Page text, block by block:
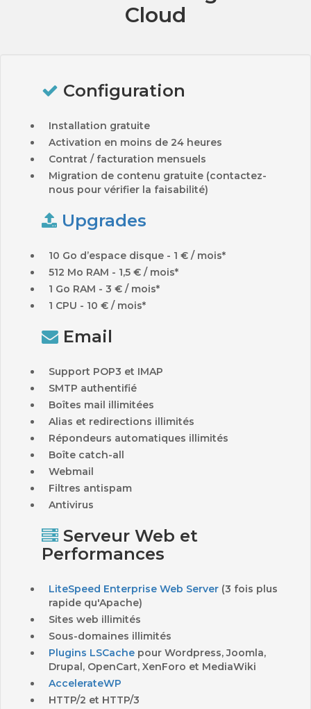
Cloud
Configuration
Installation gratuite
Activation en moins de 24 heures
Contrat / facturation mensuels
Migration de contenu gratuite (contactez-
nous pour vérifier la faisabilité)
Upgrades
10 Go d’espace disque - 1 € / mois*
512 Mo RAM - 1,5 € / mois*
1 Go RAM - 3 € / mois*
1 CPU - 10 € / mois*
Email
Support POP3 et IMAP
SMTP authentifié
Boîtes mail illimitées
Alias et redirections illimités
Répondeurs automatiques illimités
Boîte catch-all
Webmail
Filtres antispam
Antivirus
Serveur Web et
Performances
LiteSpeed Enterprise Web Server (3 fois plus
rapide qu'Apache)
Sites web illimités
Sous-domaines illimités
Plugins LSCache pour Wordpress, Joomla,
Drupal, OpenCart, XenForo et MediaWiki
AccelerateWP
HTTP/2 et HTTP/3